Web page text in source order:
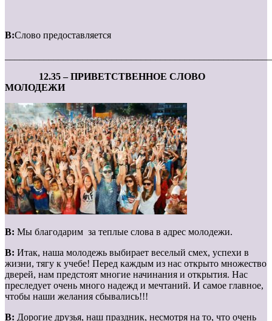
В:Слово предоставляется
12.35 – ПРИВЕТСТВЕННОЕ СЛОВО
МОЛОДЕЖИ
В: Мы благодарим за теплые слова в адрес молодежи.
В: Итак, наша молодежь выбирает веселый смех, успехи в
жизни, тягу к учебе! Перед каждым из нас открыто множество
дверей, нам предстоят многие начинания и открытия. Нас
преследует очень много надежд и мечтаний. И самое главное,
чтобы наши желания сбывались!!!
В: Дорогие друзья, наш праздник, несмотря на то, что очень